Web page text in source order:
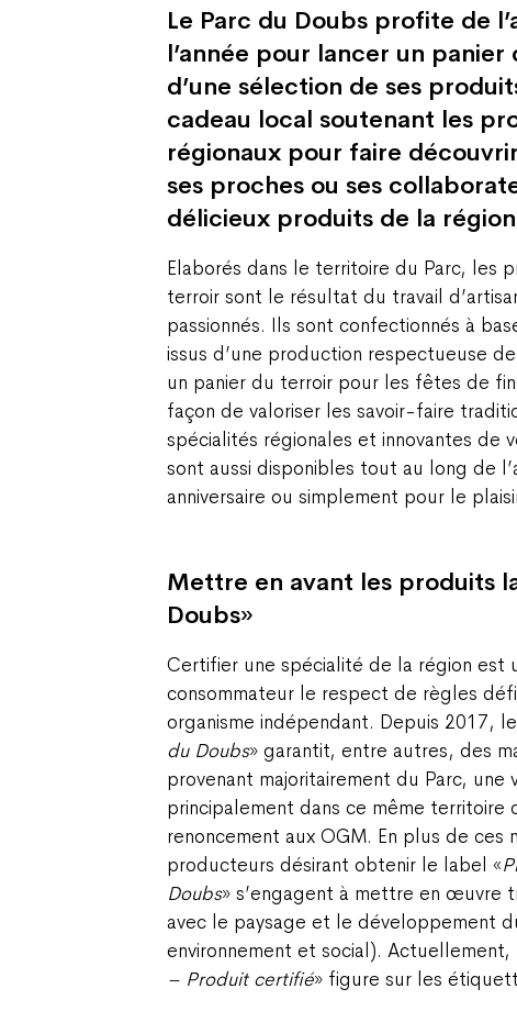
Le Parc du Doubs profite de
l’année pour lancer un
d’une sélection de ses
cadeau local soutenant les
régionaux pour faire
ses proches ou ses
délicieux produits de la
Elaborés dans le territoire du Parc, les
terroir sont le résultat du travail
passionnés. Ils sont confectionnés à
issus d’une production respectueuse
un panier du terroir pour les fêtes de fin
façon de valoriser les savoir-faire
spécialités régionales et innovantes de
sont aussi disponibles tout au long de
anniversaire ou simplement pour le
Mettre en avant les produits
Doubs»
Certifier une spécialité de la région est
consommateur le respect de règles
organisme indépendant. Depuis 2017,
du Doubs» garantit, entre autres, des
provenant majoritairement du Parc, une
principalement dans ce même territoire
renoncement aux OGM. En plus de ces
producteurs désirant obtenir le label «
Doubs» s’engagent à mettre en œuvre
avec le paysage et le développement
environnement et social).
– Produit certifié» figure sur les